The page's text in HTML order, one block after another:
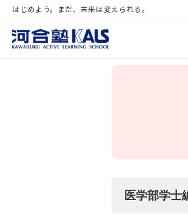
はじめよう。まだ、未来は変えられる。
医学部学士